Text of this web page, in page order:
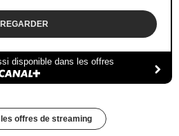
REGARDER
disponible dans les offres
offres de streaming